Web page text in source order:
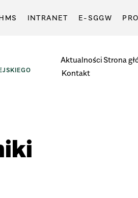
INTRANET E-SGGW
Aktualności Strona
Kontakt